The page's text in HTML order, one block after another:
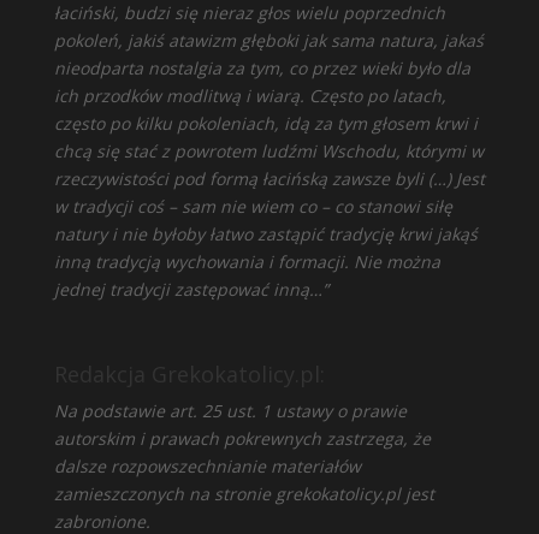
łaciński, budzi się nieraz głos wielu poprzednich
pokoleń, jakiś atawizm głęboki jak sama natura, jakaś
nieodparta nostalgia za tym, co przez wieki było dla
ich przodków modlitwą i wiarą. Często po latach,
często po kilku pokoleniach, idą za tym głosem krwi i
chcą się stać z powrotem ludźmi Wschodu, którymi w
rzeczywistości pod formą łacińską zawsze byli (…) Jest
w tradycji coś – sam nie wiem co – co stanowi siłę
natury i nie byłoby łatwo zastąpić tradycję krwi jakąś
inną tradycją wychowania i formacji. Nie można
jednej tradycji zastępować inną…”
Redakcja Grekokatolicy.pl:
Na podstawie art. 25 ust. 1 ustawy o prawie
autorskim i prawach pokrewnych zastrzega, że
dalsze rozpowszechnianie materiałów
zamieszczonych na stronie grekokatolicy.pl jest
zabronione.